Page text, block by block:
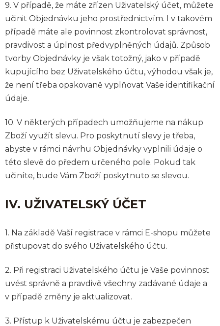
9. V případě, že máte zřízen Uživatelský účet, můžete
učinit Objednávku jeho prostřednictvím. I v takovém
případě máte ale povinnost zkontrolovat správnost,
pravdivost a úplnost předvyplněných údajů. Způsob
tvorby Objednávky je však totožný, jako v případě
kupujícího bez Uživatelského účtu, výhodou však je,
že není třeba opakovaně vyplňovat Vaše identifikační
údaje.
10. V některých případech umožňujeme na nákup
Zboží využít slevu. Pro poskytnutí slevy je třeba,
abyste v rámci návrhu Objednávky vyplnili údaje o
této slevě do předem určeného pole. Pokud tak
učiníte, bude Vám Zboží poskytnuto se slevou.
IV. UŽIVATELSKÝ ÚČET
1. Na základě Vaší registrace v rámci E-shopu můžete
přistupovat do svého Uživatelského účtu.
2. Při registraci Uživatelského účtu je Vaše povinnost
uvést správně a pravdivě všechny zadávané údaje a
v případě změny je aktualizovat.
3. Přístup k Uživatelskému účtu je zabezpečen